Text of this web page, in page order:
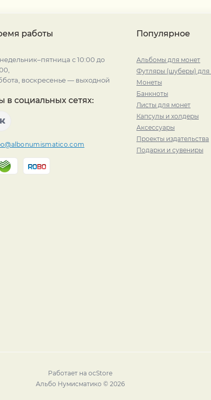
работы
с 10:00 до
воскресенье — выходной
в социальных сетях:
Популярное
Альбомы для монет
Футляры (шуберы) для
Монеты
Банкноты
Листы для монет
Капсулы и холдеры
Аксессуары
Проекты издательства
Подарки и сувениры
Работает на ocStore
Альбо Нумисматико © 2026